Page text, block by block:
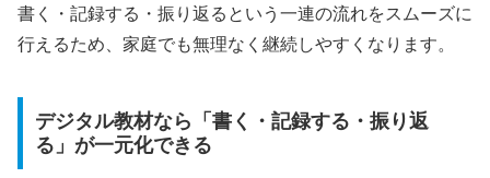
書く・記録する・振り返るという一連の流れをスムーズに
行えるため、家庭でも無理なく継続しやすくなります。
デジタル教材なら「書く・記録する・振り返
る」が一元化できる